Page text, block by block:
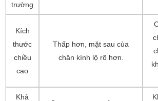
trường
Kích
thước
chiều
cao
Thấp hơn, mặt sau của
chân kính lộ rõ ​​hơn.
Khả